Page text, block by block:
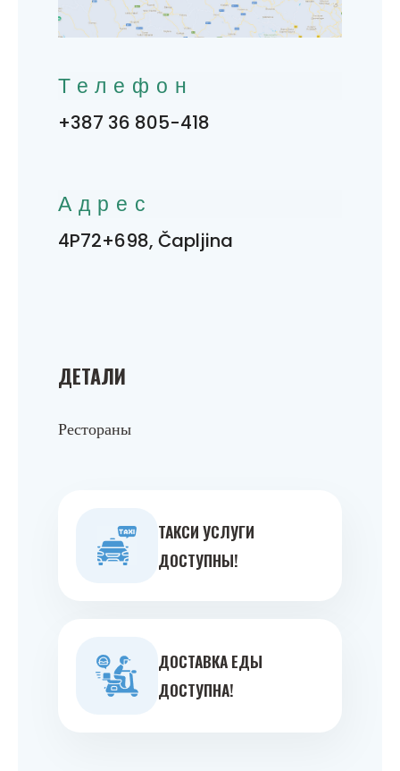
ДЕТАЛИ
Рестораны
ТАКСИ УСЛУГИ
ДОСТУПНЫ!
ДОСТАВКА ЕДЫ
ДОСТУПНА!
Телефон
+387 36 805-418
Адрес
4P72+698, Čapljina